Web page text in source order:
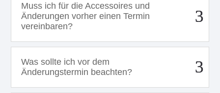
Muss ich für die Accessoires und
Änderungen vorher einen Termin
vereinbaren?
Was sollte ich vor dem
Änderungstermin beachten?